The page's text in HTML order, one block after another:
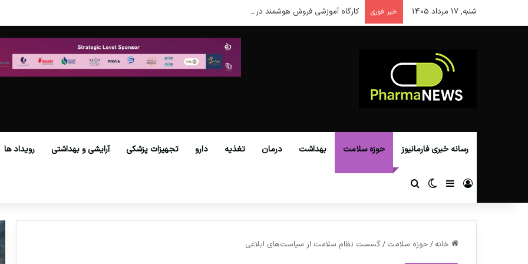
شنبه, 17 مرداد 1405 خبر فوری کارگاه آموزشی فروش هوشمند در عصر نوین
رسانه خبری فارمانیوز حوزه سلامت بهداشت درمان تغذیه دارو تجهیزات پزشکی آرایشی و بهداشتی رویداد ها
ورود سایدبارتغییر پوسته
خانه / حوزه سلامت /گسست نظام سلامت از سیاست‌های ابلاغی